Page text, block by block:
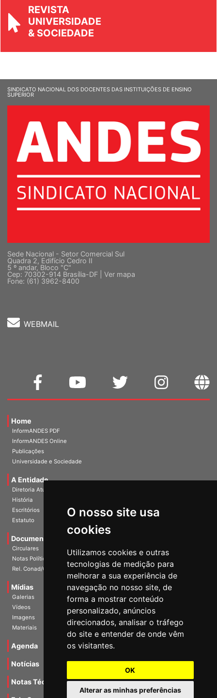
O nosso site usa
cookies
Utilizamos cookies e outras
tecnologias de medição para
melhorar a sua experiência de
navegação no nosso site, de
forma a mostrar conteúdo
personalizado, anúncios
direcionados, analisar o tráfego
do site e entender de onde vêm
os visitantes.
OK
Alterar as minhas preferências
REVISTA
UNIVERSIDADE
& SOCIEDADE
SINDICATO NACIONAL DOS DOCENTES DAS INSTITUIÇÕES DE ENSINO
SUPERIOR
Sede Nacional - Setor Comercial Sul
Quadra 2, Edifício Cedro II
5 º andar, Bloco "C"
Cep: 70302-914 Brasília-DF | Ver mapa
Fone: (61) 3962-8400
WEBMAIL
Home
InformANDES PDF
InformANDES Online
Publicações
Universidade e Sociedade
A Entidade
Diretoria Atual
História
Escritórios
Estatuto
Documentos
Circulares
Notas Políticas
Rel. Conad/Congresso
Mídias
Galerias
Vídeos
Imagens
Materiais
Agenda
Notícias
Notas Técnicas